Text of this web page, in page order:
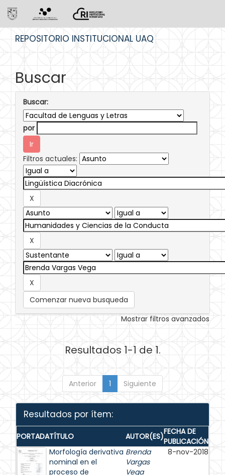
REPOSITORIO INSTITUCIONAL UAQ
Buscar
Buscar:
por
Filtros actuales:
Comenzar nueva busqueda
Mostrar filtros avanzados
Resultados 1-1 de 1.
Anterior 1 Siguiente
Resultados por ítem:
PORTADATÍTULO AUTOR(ES)FECHA DE
PUBLICACIÓN
Morfología derivativa
nominal en el
proceso de
Brenda
Vargas
Vega
8-nov-2018